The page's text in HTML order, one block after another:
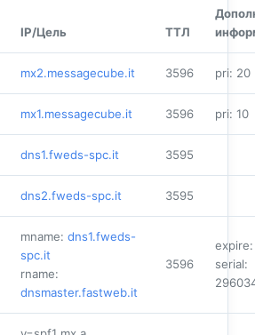
IP/Цель ТТЛ
mx2.messagecube.it 3596 pri: 20
mx1.messagecube.it 3596 pri: 10
dns1.fweds-spc.it 3595
dns2.fweds-spc.it 3595
mname: dns1.fweds-
spc.it
rname:
dnsmaster.fastweb.it
3596
serial: